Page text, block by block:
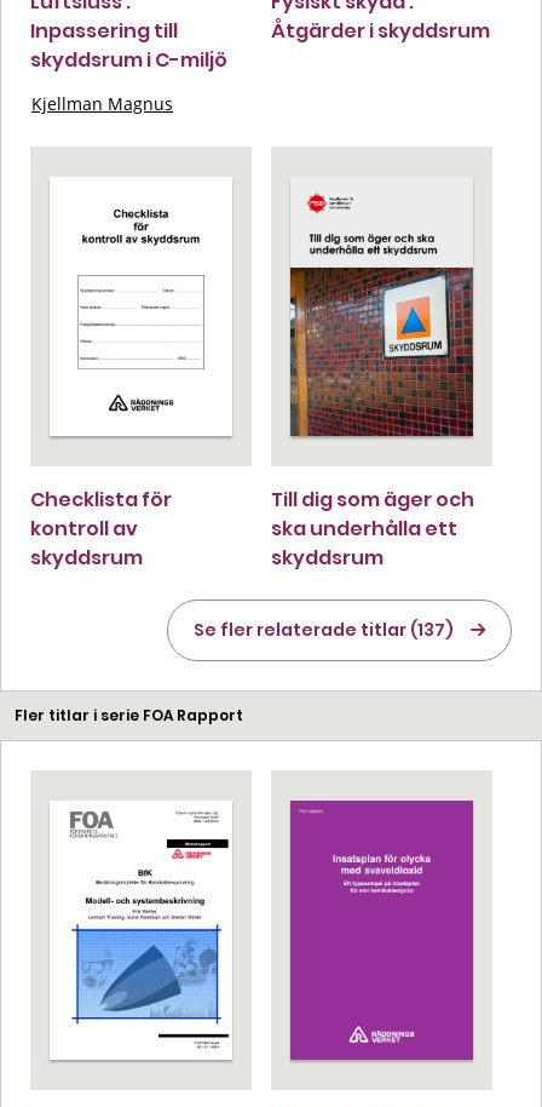
Inpassering till
skyddsrum i C-miljö
Kjellman Magnus
Åtgärder i skyddsrum
Checklista för
kontroll av
skyddsrum
Till dig som äger och
ska underhålla ett
skyddsrum
Se fler relaterade titlar (137)
Fler titlar i serie FOA Rapport